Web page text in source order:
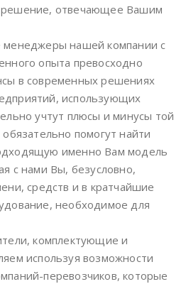
отвечающее Вашим
менеджеры нашей компании с
опыта превосходно
в современных решениях
использующих
учтут плюсы и минусы той
помогут найти
именно Вам модель
с нами Вы, безусловно,
средств и в кратчайшие
необходимое для
комплектующие и
используя возможности
перевозчиков, которые